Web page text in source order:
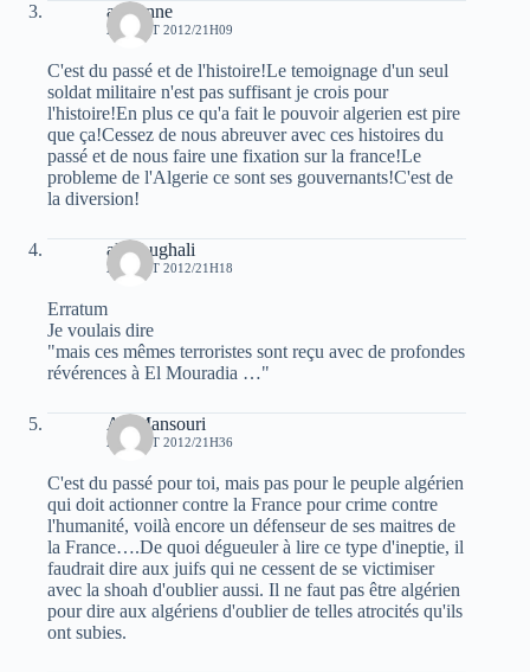
avicenne
20 AOÛT 2012/21H09
C'est du passé et de l'histoire!Le temoignage d'un seul
soldat militaire n'est pas suffisant je crois pour
l'histoire!En plus ce qu'a fait le pouvoir algerien est pire
que ça!Cessez de nous abreuver avec ces histoires du
passé et de nous faire une fixation sur la france!Le
probleme de l'Algerie ce sont ses gouvernants!C'est de
la diversion!
ali Foughali
20 AOÛT 2012/21H18
Erratum
Je voulais dire
"mais ces mêmes terroristes sont reçu avec de profondes
révérences à El Mouradia …"
Ali Mansouri
20 AOÛT 2012/21H36
C'est du passé pour toi, mais pas pour le peuple algérien
qui doit actionner contre la France pour crime contre
l'humanité, voilà encore un défenseur de ses maitres de
la France….De quoi dégueuler à lire ce type d'ineptie, il
faudrait dire aux juifs qui ne cessent de se victimiser
avec la shoah d'oublier aussi. Il ne faut pas être algérien
pour dire aux algériens d'oublier de telles atrocités qu'ils
ont subies.